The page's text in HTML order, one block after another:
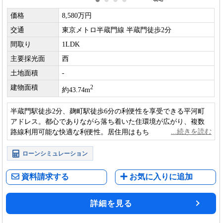
価格
8,580万円
交通
東京メトロ半蔵門線 半蔵門徒歩2分
間取り
1LDK
主要採光面
西
土地面積
-
建物面積
約43.74m2
半蔵門駅徒歩2分、麹町駅徒歩6分の利便性を享受できる平河町
アドレス。都心でありながら落ち着いた住環境が広がり、複数
路線利用可能な快適な利便性。居住用はもちろん、セカンドハ
ウスとしてもご検討いただけます。
ローンシミュレーション
資料請求する お気に入りに追加
詳細を見る